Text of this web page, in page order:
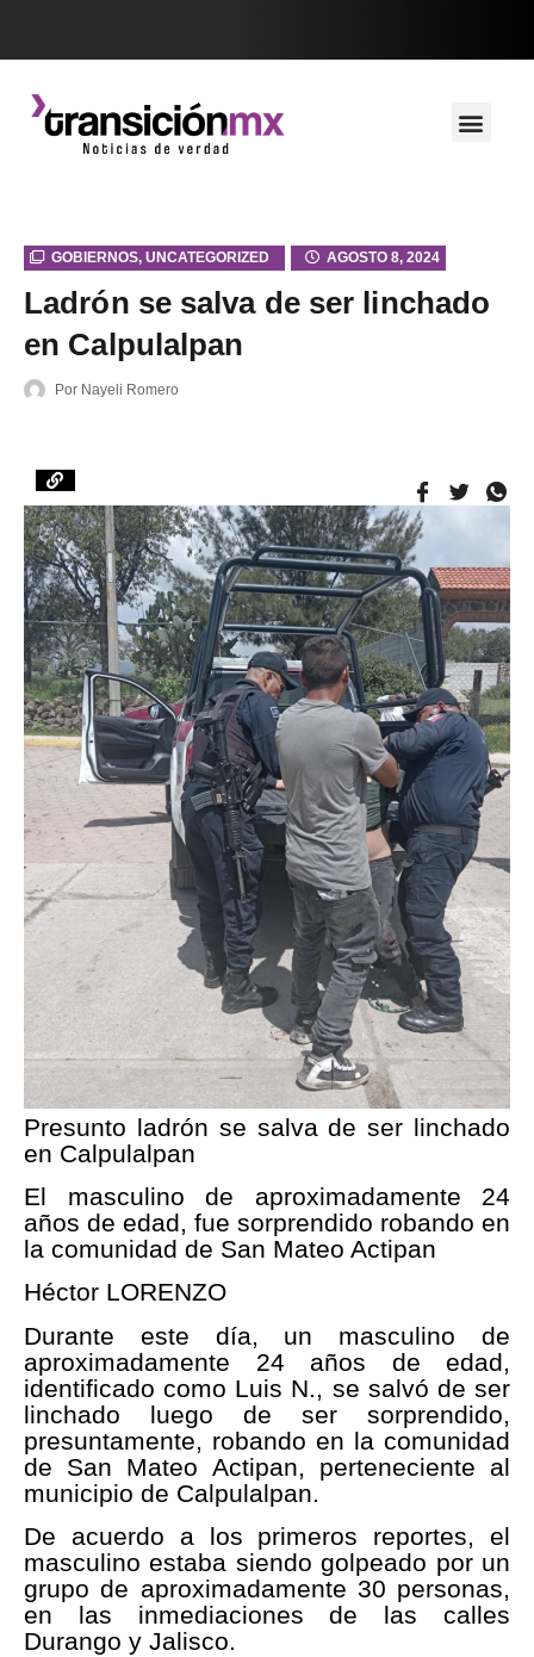
GOBIERNOS, UNCATEGORIZED AGOSTO 8, 2024
Ladrón se salva de ser linchado
en Calpulalpan
Por Nayeli Romero
Presunto ladrón se salva de ser linchado
en Calpulalpan
El masculino de aproximadamente 24
años de edad, fue sorprendido robando en
la comunidad de San Mateo Actipan
Héctor LORENZO
Durante este día, un masculino de
aproximadamente 24 años de edad,
identificado como Luis N., se salvó de ser
linchado luego de ser sorprendido,
presuntamente, robando en la comunidad
de San Mateo Actipan, perteneciente al
municipio de Calpulalpan.
De acuerdo a los primeros reportes, el
masculino estaba siendo golpeado por un
grupo de aproximadamente 30 personas,
en las inmediaciones de las calles
Durango y Jalisco.